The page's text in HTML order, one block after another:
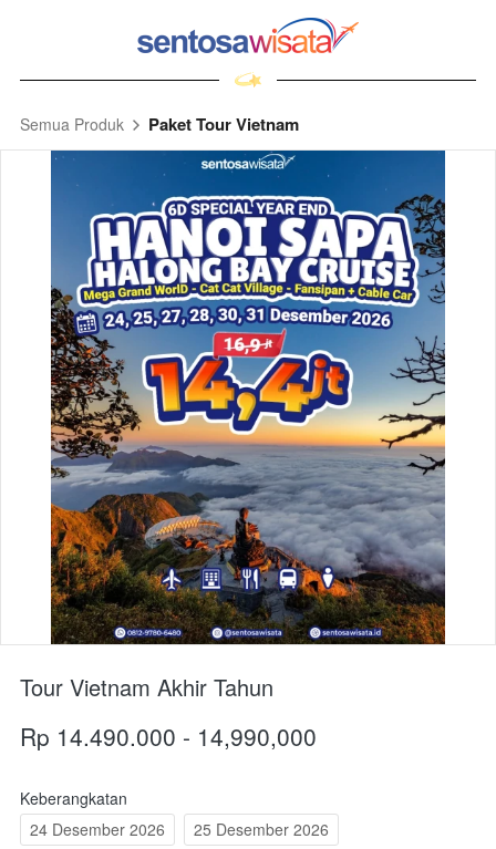
Semua Produk Paket Tour Vietnam
Tour Vietnam Akhir Tahun
Rp 14.490.000 - 14,990,000
Keberangkatan
24 Desember 2026
25 Desember 2026